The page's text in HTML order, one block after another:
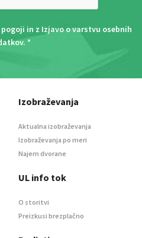
in z Izjavo o varstvu osebnih
. *
Izobraževanja
Aktualna izobraževanja
Izobraževanja po meri
Najem dvorane
UL info tok
O storitvi
Preizkusi brezplačno